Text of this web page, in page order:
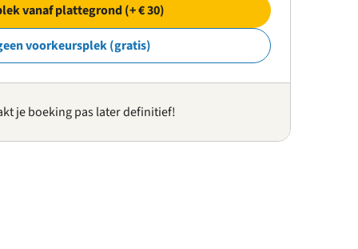
vanaf plattegrond (+ € 30)
voorkeursplek (gratis)
je boeking pas later definitief!